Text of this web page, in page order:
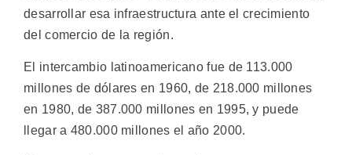
desarrollar esa infraestructura ante el crecimiento
del comercio de la región.
El intercambio latinoamericano fue de 113.000
millones de dólares en 1960, de 218.000 millones
en 1980, de 387.000 millones en 1995, y puede
llegar a 480.000 millones el año 2000.